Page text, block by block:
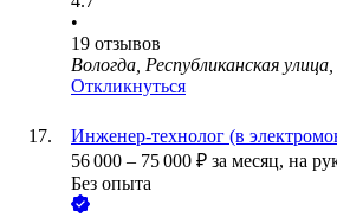
•
19 отзывов
Вологда, Республиканская улица,
Откликнуться
Инженер-технолог (в
56 000 – 75 000 ₽ за месяц, на
Без опыта